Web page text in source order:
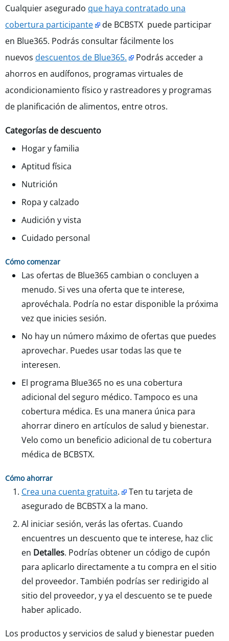
Cualquier asegurado que haya contratado una
cobertura participante
de BCBSTX puede participar
en Blue365. Podrás consultar fácilmente los
nuevos descuentos de Blue365.
Podrás acceder a
ahorros en audífonos, programas virtuales de
acondicionamiento físico y rastreadores y programas
de planificación de alimentos, entre otros.
Categorías de descuento
Hogar y familia
Aptitud física
Nutrición
Ropa y calzado
Audición y vista
Cuidado personal
Cómo comenzar
Las ofertas de Blue365 cambian o concluyen a
menudo. Si ves una oferta que te interese,
aprovéchala. Podría no estar disponible la próxima
vez que inicies sesión.
No hay un número máximo de ofertas que puedes
aprovechar. Puedes usar todas las que te
interesen.
El programa Blue365 no es una cobertura
adicional del seguro médico. Tampoco es una
cobertura médica. Es una manera única para
ahorrar dinero en artículos de salud y bienestar.
Velo como un beneficio adicional de tu cobertura
médica de BCBSTX.
Cómo ahorrar
Crea una cuenta gratuita.
Ten tu tarjeta de
asegurado de BCBSTX a la mano.
Al iniciar sesión, verás las ofertas. Cuando
encuentres un descuento que te interese, haz clic
en Detalles. Podrías obtener un código de cupón
para aplicarlo directamente a tu compra en el sitio
del proveedor. También podrías ser redirigido al
sitio del proveedor, y ya el descuento se te puede
haber aplicado.
Los productos y servicios de salud y bienestar pueden